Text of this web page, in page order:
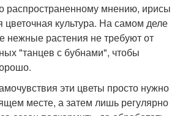
распространенному мнению, ирисы
цветочная культура. На самом деле
нежные растения не требуют от
"танцев с бубнами", чтобы
эти цветы просто нужно
месте, а затем лишь регулярно